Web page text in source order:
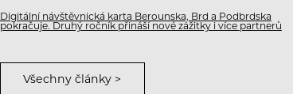
Digitální návštěvnická karta Berounska, Brd a Podbrdska
pokračuje. Druhý ročník přináší nové zážitky i více partnerů
Všechny články >